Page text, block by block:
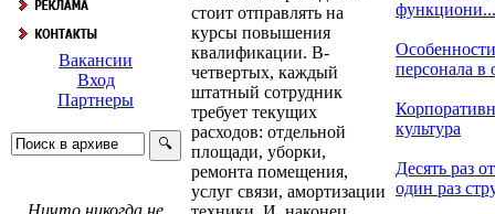
Вакансии
Вход
Партнеры
Ничто никогда не
стоит отправлять на
курсы повышения
квалификации. В-
четвертых, каждый
штатный сотрудник
требует текущих
расходов: отдельной
площади, уборки,
ремонта помещения,
услуг связи, амортизации
функциони...
персонала в
культура
Десять раз
один раз